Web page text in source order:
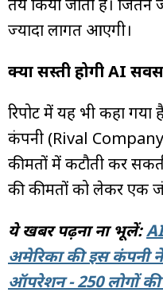
ज्यादा लागत आएगी।
क्या सस्ती होगी AI
रिपोर्ट में यह भी कहा गया
कंपनी (Rival
कीमतों में कटौती कर
की कीमतों को लेकर एक
ये खबर पढ़ना ना भूलें:
अमेरिका की इस कंपनी
ऑपरेशन - 250 लोगों